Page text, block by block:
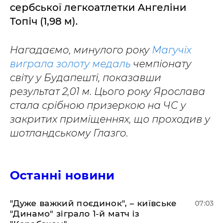
сербської легкоатлетки Ангеліни
Топіч (1,98 м).
Нагадаємо, минулого рокуМагучіх
виграла золоту медаль чемпіонату
світу у Будапешті, показавши
результат 2,01 м. Цього року Ярослава
стала срібною призеркою на ЧС у
закритих приміщеннях, що проходив у
шотландському Глазго.
Останні новини
"Дуже важкий поєдинок", – київське
"Динамо" зіграло 1-й матч із
07:03